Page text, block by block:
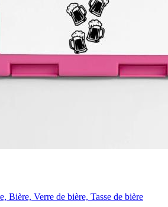
Bière, Verre de bière, Tasse de bière